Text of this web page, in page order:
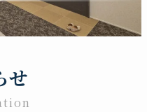
記事コラム
テゴリー
せ